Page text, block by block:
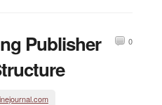
Publisher
0